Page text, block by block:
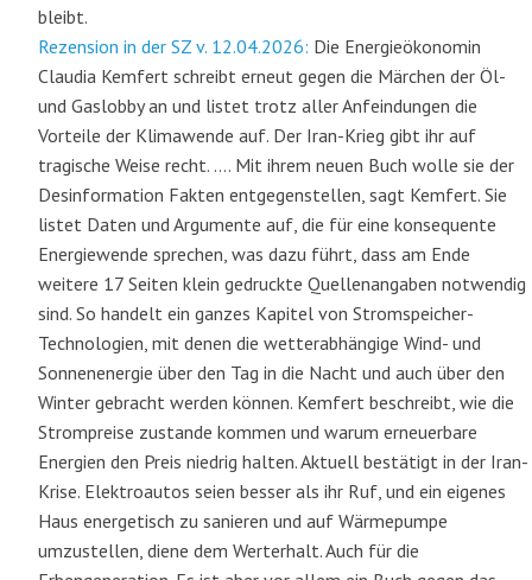
bleibt.
Rezension in der SZ v. 12.04.2026: Die Energieökonomin
Claudia Kemfert schreibt erneut gegen die Märchen der Öl-
und Gaslobby an und listet trotz aller Anfeindungen die
Vorteile der Klimawende auf. Der Iran-Krieg gibt ihr auf
tragische Weise recht. …. Mit ihrem neuen Buch wolle sie der
Desinformation Fakten entgegenstellen, sagt Kemfert. Sie
listet Daten und Argumente auf, die für eine konsequente
Energiewende sprechen, was dazu führt, dass am Ende
weitere 17 Seiten klein gedruckte Quellenangaben notwendig
sind. So handelt ein ganzes Kapitel von Stromspeicher-
Technologien, mit denen die wetterabhängige Wind- und
Sonnenenergie über den Tag in die Nacht und auch über den
Winter gebracht werden können. Kemfert beschreibt, wie die
Strompreise zustande kommen und warum erneuerbare
Energien den Preis niedrig halten. Aktuell bestätigt in der Iran-
Krise. Elektroautos seien besser als ihr Ruf, und ein eigenes
Haus energetisch zu sanieren und auf Wärmepumpe
umzustellen, diene dem Werterhalt. Auch für die